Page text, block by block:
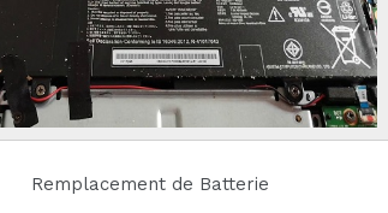
Remplacement de Batterie